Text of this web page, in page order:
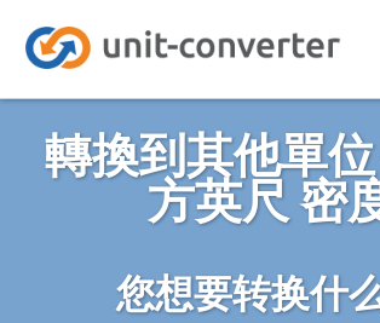
轉換到其他單
方英尺 密
您想要转换什